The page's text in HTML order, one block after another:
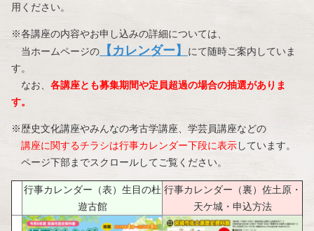
用ください。
※各講座の内容やお申し込みの詳細については、
当ホームページの
【カレンダー】
にて随時ご案内していま
す。
なお、 各講座とも募集期間や定員超過の場合の抽選がありま
す。
※歴史文化講座やみんなの考古学講座、学芸員講座などの
講座に関するチラシは行事カレンダー下段に表示しています。
ページ下部までスクロールしてご覧ください。
行事カレンダー（表）生目の杜
遊古館
行事カレンダー（裏）佐土原・
天ケ城・申込方法